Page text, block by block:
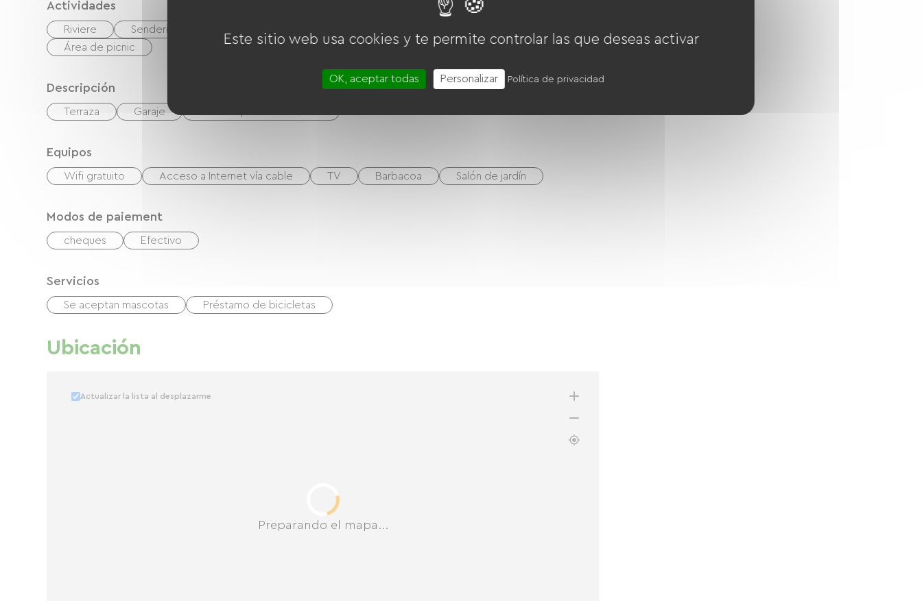
Actividades
Riviere Senderismo
Área de picnic
Descripción
Terraza Garaje
Equipos
Wifi gratuito Acceso a Internet vía cable TV Barbacoa Salón de jardín
Modos de paiement
cheques Efectivo
Servicios
Se aceptan mascotas Préstamo de bicicletas
Ubicación
Preparando el mapa...
Actualizar la lista al desplazarme
Este sitio web usa cookies y te permite controlar las que deseas activar
OK, aceptar todas Personalizar Política de privacidad